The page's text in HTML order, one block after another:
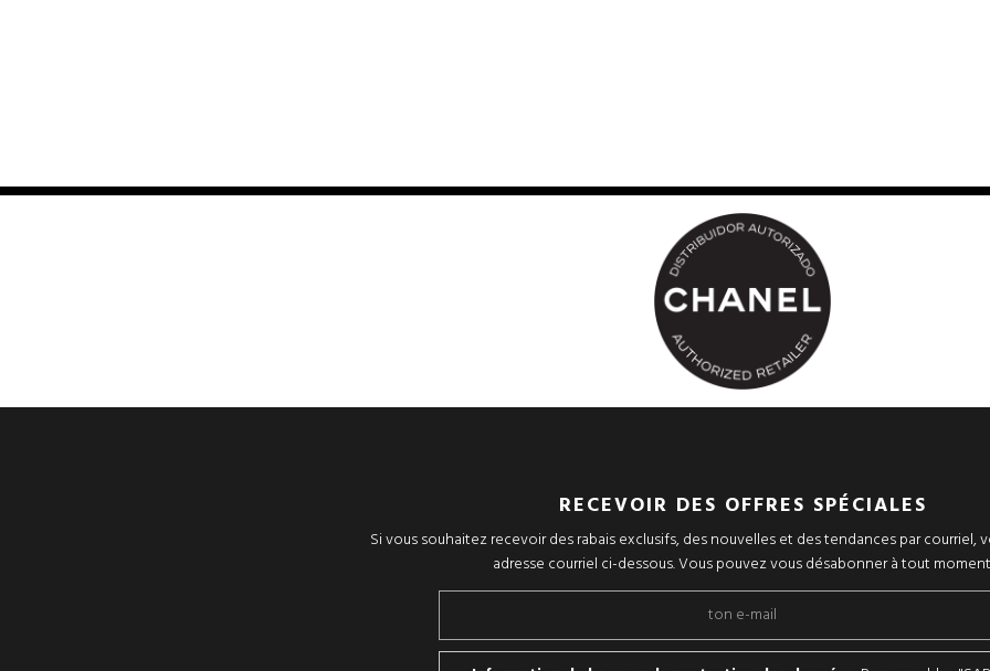
RECEVOIR DES OFFRES SPÉCIALES
Si vous souhaitez recevoir des rabais exclusifs, des nouvelles et des tendances par courriel,
adresse courriel ci-dessous. Vous pouvez vous désabonner à tout